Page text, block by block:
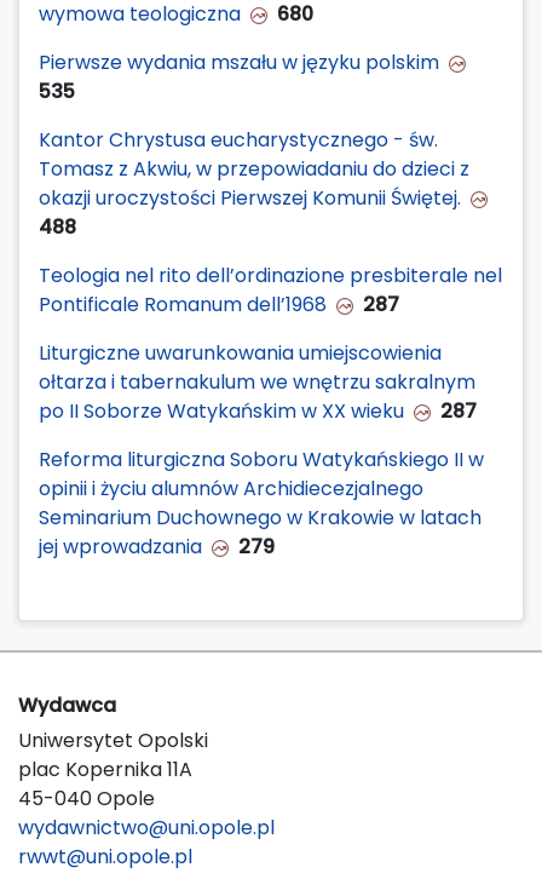
wymowa teologiczna
680
Pierwsze wydania mszału w języku polskim
535
Kantor Chrystusa eucharystycznego - św.
Tomasz z Akwiu, w przepowiadaniu do dzieci z
okazji uroczystości Pierwszej Komunii Świętej.
488
Teologia nel rito dell’ordinazione presbiterale nel
Pontificale Romanum dell’1968
287
Liturgiczne uwarunkowania umiejscowienia
ołtarza i tabernakulum we wnętrzu sakralnym
po II Soborze Watykańskim w XX wieku
287
Reforma liturgiczna Soboru Watykańskiego II w
opinii i życiu alumnów Archidiecezjalnego
Seminarium Duchownego w Krakowie w latach
jej wprowadzania
279
Wydawca
Uniwersytet Opolski
plac Kopernika 11A
45-040 Opole
wydawnictwo@uni.opole.pl
rwwt@uni.opole.pl